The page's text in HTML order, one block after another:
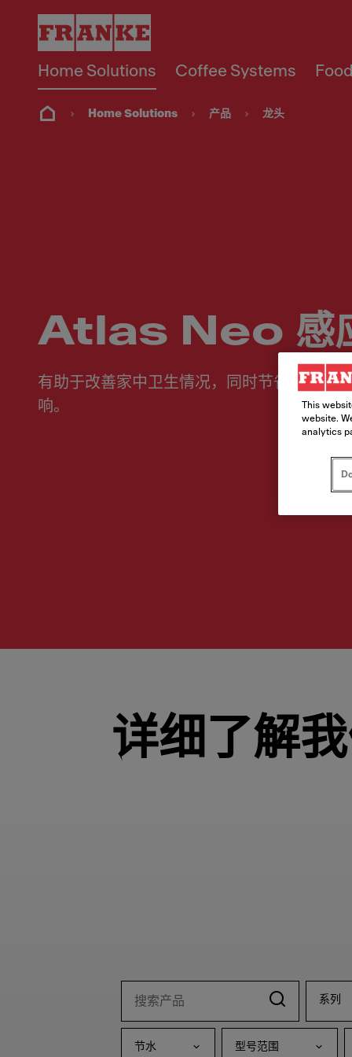
Home Solutions Coffee Systems
Home Solutions 产品 龙头
Atlas Neo 感
有助于改善家中卫生情况，同时节省费用支
响。
详细了解
系列
节水 型号范围
This
website.
analytics